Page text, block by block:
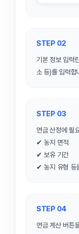
STEP 02
기본 정보 입력
소 등)를 입력합
STEP 03
연금 산정에 필
✔ 농지 면적
✔ 보유 기간
✔ 농지 유형 등
STEP 04
연금 계산 버튼